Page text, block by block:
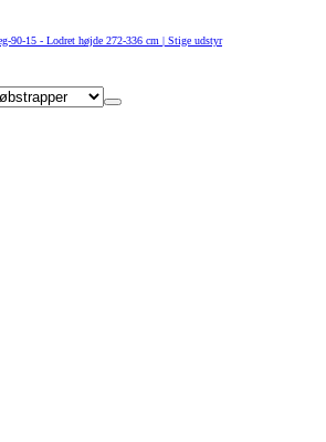
90-15 - Lodret højde 272-336 cm | Stige udstyr